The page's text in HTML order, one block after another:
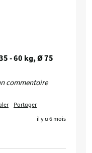
- 60 kg, Ø 75
commentaire
Partager
il y a 6 mois